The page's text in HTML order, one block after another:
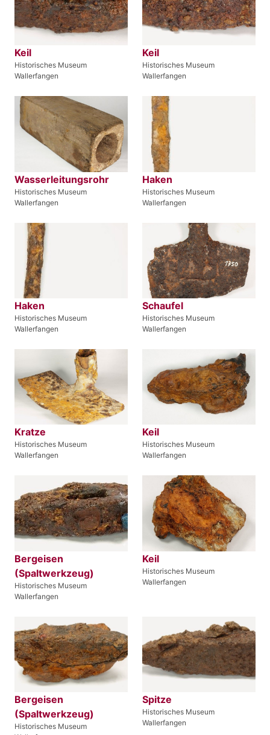
Keil
Historisches Museum
Wallerfangen
Keil
Historisches Museum
Wallerfangen
Wasserleitungsrohr
Historisches Museum
Wallerfangen
Haken
Historisches Museum
Wallerfangen
Haken
Historisches Museum
Wallerfangen
Schaufel
Historisches Museum
Wallerfangen
Kratze
Historisches Museum
Wallerfangen
Keil
Historisches Museum
Wallerfangen
Bergeisen
(Spaltwerkzeug)
Historisches Museum
Wallerfangen
Keil
Historisches Museum
Wallerfangen
Bergeisen
(Spaltwerkzeug)
Historisches Museum
Spitze
Historisches Museum
Wallerfangen